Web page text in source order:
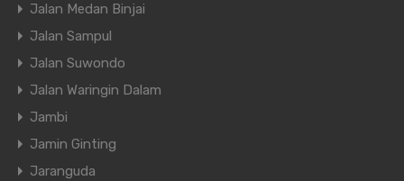
Jalan Medan Binjai
Jalan Sampul
Jalan Suwondo
Jalan Waringin Dalam
Jambi
Jamin Ginting
Jaranguda